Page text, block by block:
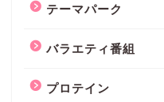
テーマパーク
バラエティ番組
プロテイン